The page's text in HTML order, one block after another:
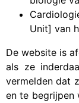
Unit] van
De website is
als ze
vermelden dat
en te begrijpen